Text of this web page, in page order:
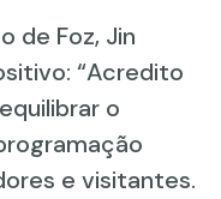
de Foz, Jin
“Acredito
o
e visitantes.